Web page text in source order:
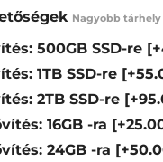
Nagyobb
500GB SSD-re
1TB SSD-re
2TB SSD-re
16GB -ra
24GB -ra